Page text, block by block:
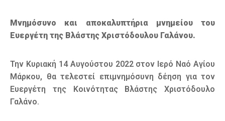
Μνημόσυνο και αποκαλυπτήρια μνημείου του
Ευεργέτη της Βλάστης Χριστόδουλου Γαλάνου.
Την Κυριακή 14 Αυγούστου 2022 στον Ιερό Ναό Αγίου
Μάρκου, θα τελεστεί επιμνημόσυνη δέηση για τον
Ευεργέτη της Κοινότητας Βλάστης Χριστόδουλο
Γαλάνο.